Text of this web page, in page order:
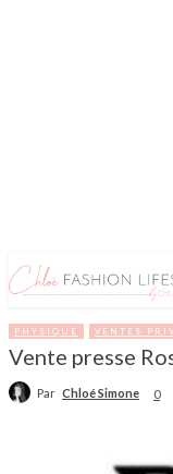
PHYSIQUE VENTES
Vente presse
Par Chloé Simone 0